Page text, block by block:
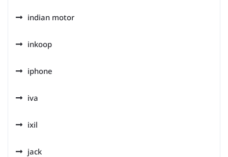
indian motor
inkoop
iphone
iva
ixil
jack